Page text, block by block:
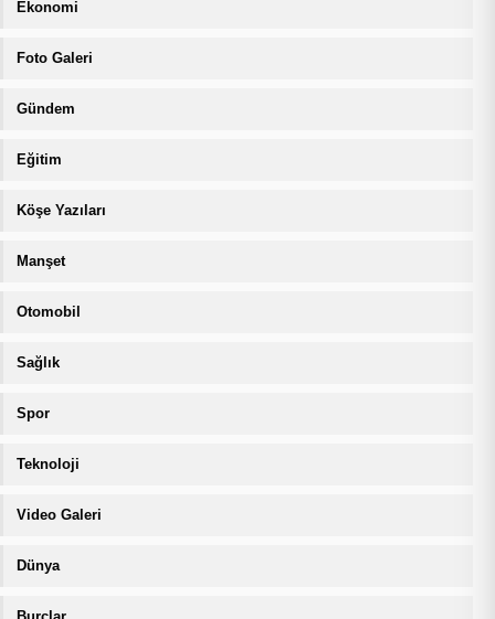
Ekonomi
Foto Galeri
Gündem
Eğitim
Köşe Yazıları
Manşet
Otomobil
Sağlık
Spor
Teknoloji
Video Galeri
Dünya